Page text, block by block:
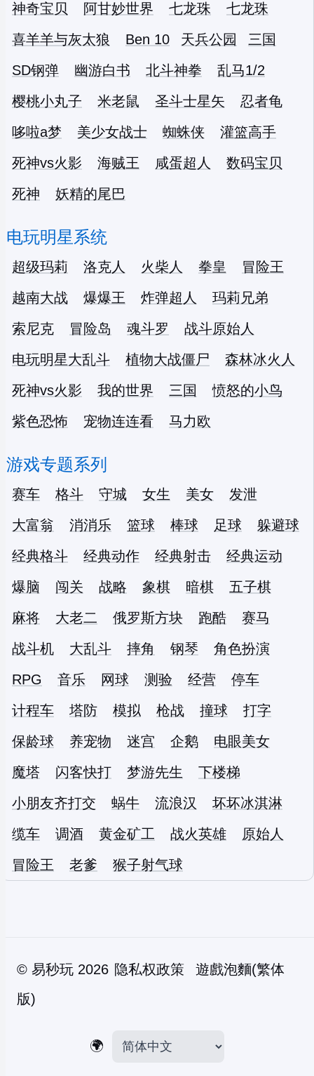
神奇宝贝
阿甘妙世界 七龙珠
七龙珠
喜羊羊与灰太狼
Ben 10 天兵公园
三国
SD钢弹
幽游白书 北斗神拳
乱马1/2
樱桃小丸子
米老鼠 圣斗士星矢
忍者龟
哆啦a梦
美少女战士 蜘蛛侠
灌篮高手
死神vs火影
海贼王 咸蛋超人
数码宝贝
死神
妖精的尾巴
电玩明星系统
超级玛莉 洛克人 火柴人 拳皇
冒险王
越南大战
爆爆王 炸弹超人
玛莉兄弟
索尼克
冒险岛 魂斗罗
战斗原始人
电玩明星大乱斗
植物大战僵尸
森林冰火人
死神vs火影
我的世界 三国
愤怒的小鸟
紫色恐怖
宠物连连看 马力欧
游戏专题系列
赛车 格斗 守城 女生 美女
发泄
大富翁
消消乐 篮球 棒球 足球
躲避球
经典格斗
经典动作 经典射击
经典运动
爆脑
闯关 战略 象棋 暗棋
五子棋
麻将
大老二 俄罗斯方块 跑酷
赛马
战斗机
大乱斗 摔角 钢琴
角色扮演
RPG
音乐 网球 测验 经营
停车
计程车
塔防 模拟 枪战 撞球
打字
保龄球
养宠物 迷宫 企鹅
电眼美女
魔塔
闪客快打 梦游先生
下楼梯
小朋友齐打交
蜗牛 流浪汉
坏坏冰淇淋
缆车
调酒 黄金矿工 战火英雄
原始人
冒险王
老爹 猴子射气球
© 易秒玩 2026 隐私权政策
遊戲泡麵(繁体
版)
🌍